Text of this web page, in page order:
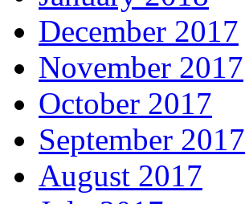
December 2017
November 2017
October 2017
September 2017
August 2017